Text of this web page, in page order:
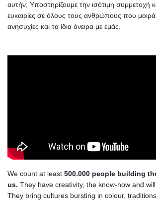
αυτήν; Υποστηρίζουμε την ισότιμη συμμετοχή
ευκαιρίες σε όλους τους ανθρώπους που
ανησυχίες και τα ίδια όνειρα με εμάς.
We count at least 500.000 people building
us. They have creativity, the know-how and
They bring cultures bursting in colour,